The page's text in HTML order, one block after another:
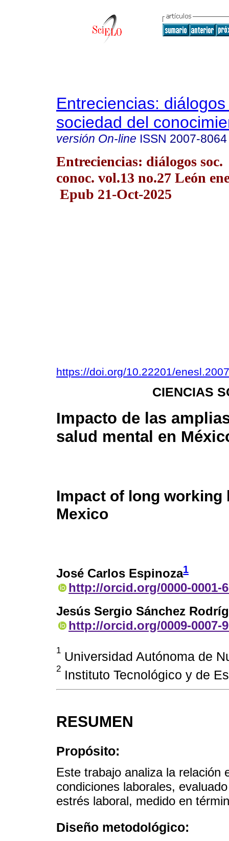
Entreciencias:
sociedad del
versión On-line ISSN 2007-8064
Entreciencias: diálogos soc.
conoc. vol.13 no.27 León
Epub 21-Oct-2025
https://doi.org/10.22201/
CIENCIAS
Impacto de las
salud mental en
Impact of long
Mexico
José Carlos Espinoza1
http://orcid.org/0000-0001-
Jesús Sergio Sánchez
http://orcid.org/0009-0007-
1 Universidad Autónoma de
2 Instituto Tecnológico y de
RESUMEN
Propósito:
Este trabajo analiza la relación
condiciones laborales,
estrés laboral, medido en
Diseño metodológico: